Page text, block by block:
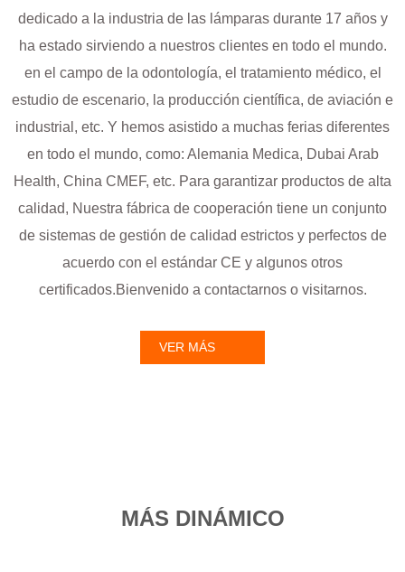
dedicado a la industria de las lámparas durante 17 años y
ha estado sirviendo a nuestros clientes en todo el mundo.
en el campo de la odontología, el tratamiento médico, el
estudio de escenario, la producción científica, de aviación e
industrial, etc. Y hemos asistido a muchas ferias diferentes
en todo el mundo, como: Alemania Medica, Dubai Arab
Health, China CMEF, etc. Para garantizar productos de alta
calidad, Nuestra fábrica de cooperación tiene un conjunto
de sistemas de gestión de calidad estrictos y perfectos de
acuerdo con el estándar CE y algunos otros
certificados.Bienvenido a contactarnos o visitarnos.
VER MÁS
MÁS DINÁMICO